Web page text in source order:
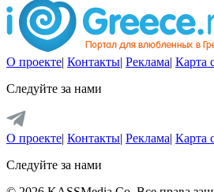
О проекте| Контакты| Реклама| Карта
Следуйте за нами
О проекте| Контакты| Реклама| Карта
Следуйте за нами